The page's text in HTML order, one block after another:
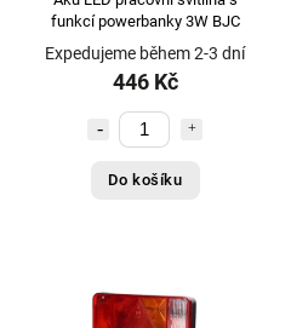
funkcí powerbanky 3W BJC
Expedujeme během 2-3 dní
446 Kč
Do košíku